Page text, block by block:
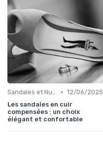
Sandales et Nu-pieds • 12/06/2025
Les sandales en cuir
compensées : un choix
élégant et confortable